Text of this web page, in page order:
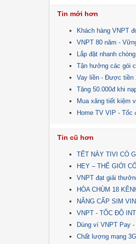
Tin mới hơn
Khách hàng VNPT
VNPT 80 năm -
Lắp đặt nhanh
Tận hưởng các gói
Vay liền - Được tiền
Tặng 50.000đ khi
Mua xăng tiết kiệm
Home TV VIP - Tốc
Tin cũ hơn
TẾT NÀY TIVI CÓ
HEY – THẾ GIỚI
VNPT đạt giải
HÒA CHÙM 18
NÂNG CẤP SIM
VNPT - TỐC ĐỘ
Dùng ví VNPT Pay
Chất lượng mạng